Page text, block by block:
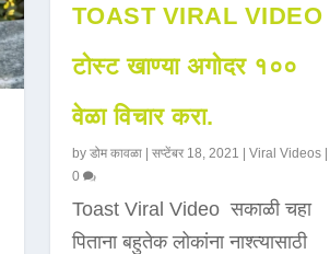
TOAST VIRAL VIDEO
टोस्ट खाण्या अगोदर १००
वेळा विचार करा.
by डोम कावळा| सप्टेंबर 18, 2021 | Viral Videos|
0
Toast Viral Video सकाळी चहा
पिताना बहुतेक लोकांना नाश्त्यासाठी